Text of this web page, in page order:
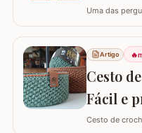
Uma das
quem já tem
pelas minhas
de cobrar o
hoje eu quero
Artigo 🔥
Cesto
Fácil e
Cesto de